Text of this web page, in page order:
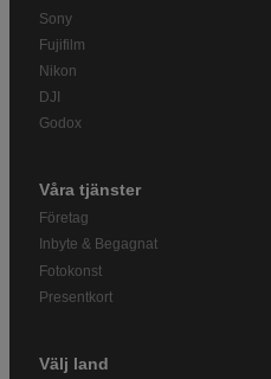
Sony
Fujifilm
Nikon
DJI
Godox
Våra tjänster
Företag
Inbyte & Begagnat
Fotokonst
Presentkort
Välj land